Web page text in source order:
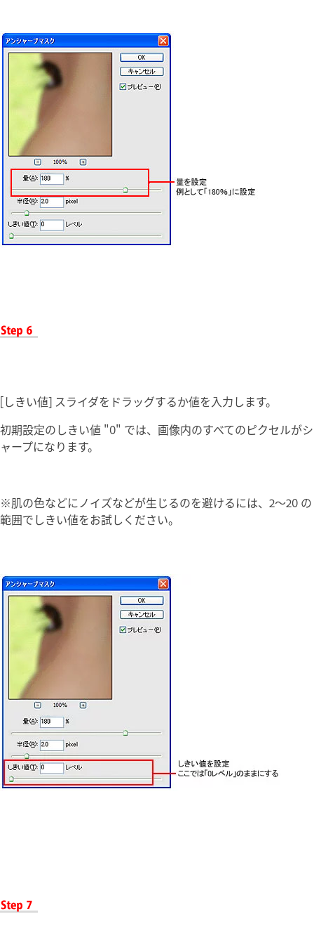
[しきい値] スライダをドラッグするか値を入力します。
初期設定のしきい値 "0" では、画像内のすべてのピクセルがシ
ャープになります。
※肌の色などにノイズなどが生じるのを避けるには、2～20 の
範囲でしきい値をお試しください。